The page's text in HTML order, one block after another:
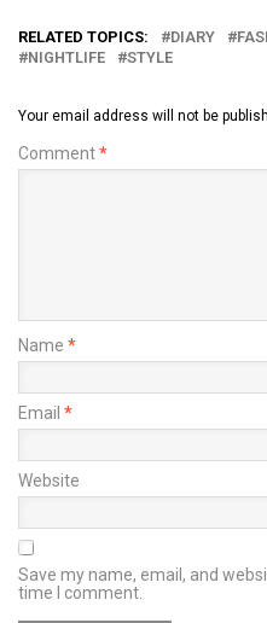
RELATED TOPICS: DIARY
NIGHTLIFE
STYLE
Your email address will not be
Comment*
Name *
Email *
Website
Save my name, email, and
time I comment.